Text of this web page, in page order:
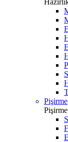
Pişirme
Pişirme